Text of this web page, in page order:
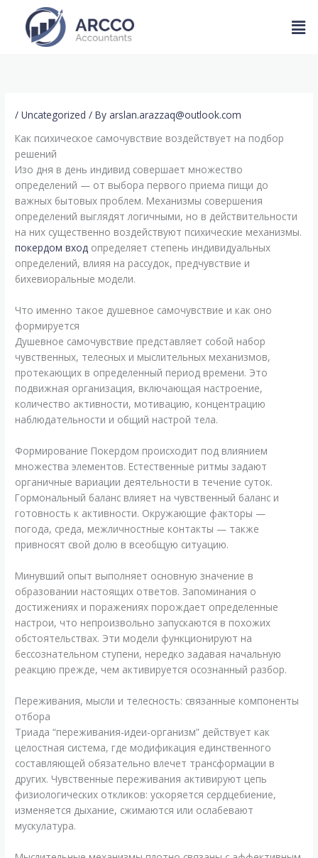
content
/Uncategorized / Byarslan.arazzaq@outlook.com
Как психическое самочувствие воздействует на подбор
решений
Изо дня в день индивид совершает множество
определений — от выбора первого приема пищи до
важных бытовых проблем. Механизмы совершения
определений выглядят логичными, но в действительности
на них существенно воздействуют психические механизмы.
покердом вход определяет степень индивидуальных
определений, влияя на рассудок, предчувствие и
бихевиоральные модели.
Что именно такое душевное самочувствие и как оно
формируется
Душевное самочувствие представляет собой набор
чувственных, телесных и мыслительных механизмов,
протекающих в определенный период времени. Это
подвижная организация, включающая настроение,
количество активности, мотивацию, концентрацию
наблюдательности и общий настрой тела.
Формирование Покердом происходит под влиянием
множества элементов. Естественные ритмы задают
органичные вариации деятельности в течение суток.
Гормональный баланс влияет на чувственный баланс и
готовность к активности. Окружающие факторы —
погода, среда, межличностные контакты — также
привносят свой долю в всеобщую ситуацию.
Минувший опыт выполняет основную значение в
образовании настоящих ответов. Запоминания о
достижениях и поражениях порождает определенные
настрои, что непроизвольно запускаются в похожих
обстоятельствах. Эти модели функционируют на
бессознательном ступени, нередко задавая начальную
реакцию прежде, чем активируется осознанный разбор.
Переживания, мысли и телесность: связанные компоненты
отбора
Триада “переживания-идеи-организм” действует как
целостная система, где модификация единственного
составляющей обязательно влечет трансформации в
других. Чувственные переживания активируют цепь
физиологических откликов: ускоряется сердцебиение,
изменяется дыхание, сжимаются или ослабевают
мускулатура.